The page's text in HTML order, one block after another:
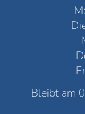
Bleibt am